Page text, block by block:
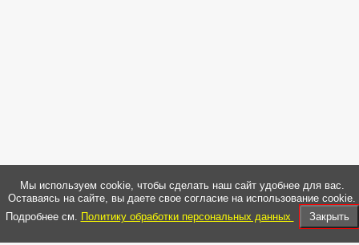
Мы используем cookie, чтобы сделать наш сайт удобнее для вас.
Оставаясь на сайте, вы даете свое согласие на использование cookie.
Подробнее см. Политику обработки персональных данных Закрыть